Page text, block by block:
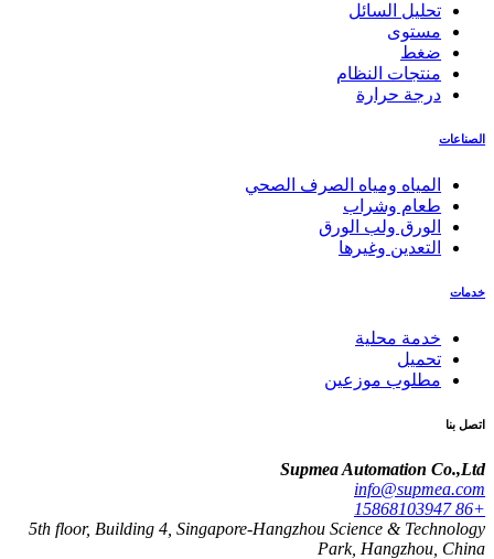
تحليل السائل
مستوى
ضغط
منتجات النظام
درجة حرارة
الصناعات
المياه ومياه الصرف الصحي
طعام وشراب
الورق ولب الورق
التعدين وغيرها
خدمات
خدمة محلية
تحميل
مطلوب موزعين
اتصل بنا
Supmea Automation Co.,Ltd
info@supmea.com
+86 15868103947
5th floor, Building 4, Singapore-Hangzhou Science & Technology
Park, Hangzhou, China